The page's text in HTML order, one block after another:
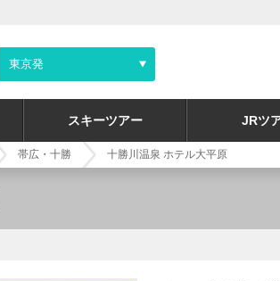
東京発
スキーツアー JRツ
帯広・十勝 十勝川温泉 ホテル大平原